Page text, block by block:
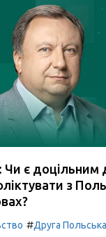
є доцільним
з
#Друга